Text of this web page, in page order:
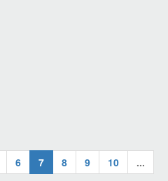
6 7 8 9 10
...